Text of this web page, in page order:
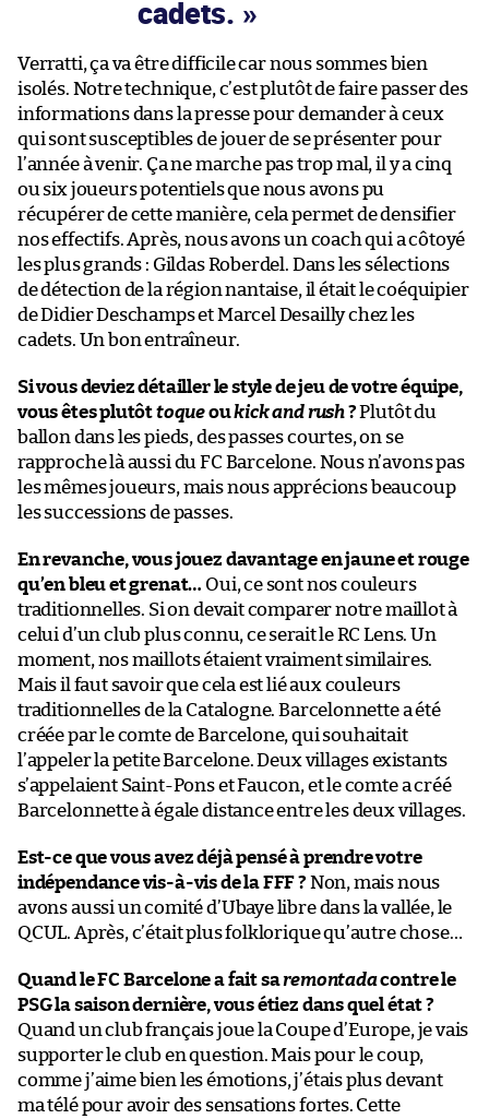
cadets.
Verratti, ça va être difficile car nous sommes bien
isolés. Notre technique, c’est plutôt de faire passer des
informations dans la presse pour demander à ceux
qui sont susceptibles de jouer de se présenter pour
l’année à venir. Ça ne marche pas trop mal, il y a cinq
ou six joueurs potentiels que nous avons pu
récupérer de cette manière, cela permet de densifier
nos effectifs. Après, nous avons un coach qui a côtoyé
les plus grands : Gildas Roberdel. Dans les sélections
de détection de la région nantaise, il était le coéquipier
de Didier Deschamps et Marcel Desailly chez les
cadets. Un bon entraîneur.
Si vous deviez détailler le style de jeu de votre équipe,
vous êtes plutôttoqueoukick and rush?Plutôt du
ballon dans les pieds, des passes courtes, on se
rapproche là aussi du FC Barcelone. Nous n’avons pas
les mêmes joueurs, mais nous apprécions beaucoup
les successions de passes.
En revanche, vous jouez davantage en jaune et rouge
qu’en bleu et grenat… Oui, ce sont nos couleurs
traditionnelles. Si on devait comparer notre maillot à
celui d’un club plus connu, ce serait le RC Lens. Un
moment, nos maillots étaient vraiment similaires.
Mais il faut savoir que cela est lié aux couleurs
traditionnelles de la Catalogne. Barcelonnette a été
créée par le comte de Barcelone, qui souhaitait
l’appeler la petite Barcelone. Deux villages existants
s’appelaient Saint-Pons et Faucon, et le comte a créé
Barcelonnette à égale distance entre les deux villages.
Est-ce que vous avez déjà pensé à prendre votre
indépendance vis-à-vis de la FFF ? Non, mais nous
avons aussi un comité d’Ubaye libre dans la vallée, le
QCUL. Après, c’était plus folklorique qu’autre chose…
Quand le FC Barcelone a fait saremontadacontre le
PSG la saison dernière, vous étiez dans quel état ?
Quand un club français joue la Coupe d’Europe, je vais
supporter le club en question. Mais pour le coup,
comme j’aime bien les émotions, j’étais plus devant
ma télé pour avoir des sensations fortes. Cette